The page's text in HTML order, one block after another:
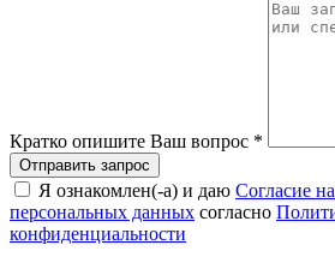
Кратко опишите Ваш вопрос *
Я ознакомлен(-а) и даю Согласие
персональных данных согласно
конфиденциальности